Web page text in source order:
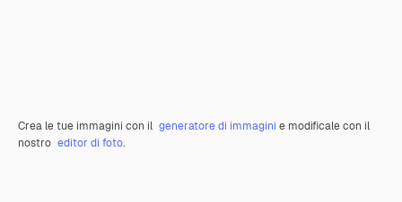
Crea le tue immagini con il generatore di immagini e modificale con il
nostro editor di foto.